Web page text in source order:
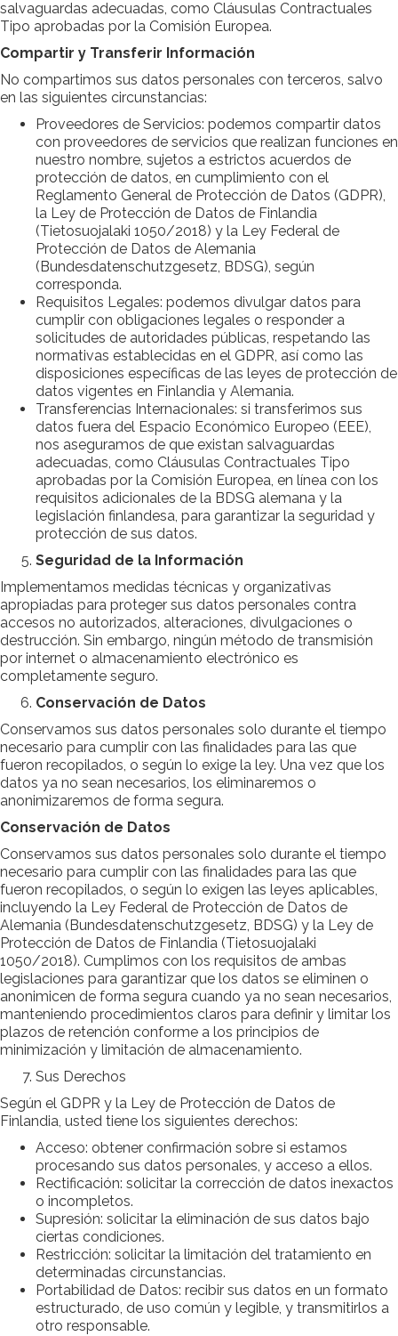
salvaguardas adecuadas, como Cláusulas Contractuales
Tipo aprobadas por la Comisión Europea.
Compartir y Transferir Información
No compartimos sus datos personales con terceros, salvo
en las siguientes circunstancias:
Proveedores de Servicios: podemos compartir datos
con proveedores de servicios que realizan funciones en
nuestro nombre, sujetos a estrictos acuerdos de
protección de datos, en cumplimiento con el
Reglamento General de Protección de Datos (GDPR),
la Ley de Protección de Datos de Finlandia
(Tietosuojalaki 1050/2018) y la Ley Federal de
Protección de Datos de Alemania
(Bundesdatenschutzgesetz, BDSG), según
corresponda.
Requisitos Legales: podemos divulgar datos para
cumplir con obligaciones legales o responder a
solicitudes de autoridades públicas, respetando las
normativas establecidas en el GDPR, así como las
disposiciones específicas de las leyes de protección de
datos vigentes en Finlandia y Alemania.
Transferencias Internacionales: si transferimos sus
datos fuera del Espacio Económico Europeo (EEE),
nos aseguramos de que existan salvaguardas
adecuadas, como Cláusulas Contractuales Tipo
aprobadas por la Comisión Europea, en línea con los
requisitos adicionales de la BDSG alemana y la
legislación finlandesa, para garantizar la seguridad y
protección de sus datos.
Seguridad de la Información
Implementamos medidas técnicas y organizativas
apropiadas para proteger sus datos personales contra
accesos no autorizados, alteraciones, divulgaciones o
destrucción. Sin embargo, ningún método de transmisión
por internet o almacenamiento electrónico es
completamente seguro.
Conservación de Datos
Conservamos sus datos personales solo durante el tiempo
necesario para cumplir con las finalidades para las que
fueron recopilados, o según lo exige la ley. Una vez que los
datos ya no sean necesarios, los eliminaremos o
anonimizaremos de forma segura.
Conservación de Datos
Conservamos sus datos personales solo durante el tiempo
necesario para cumplir con las finalidades para las que
fueron recopilados, o según lo exigen las leyes aplicables,
incluyendo la Ley Federal de Protección de Datos de
Alemania (Bundesdatenschutzgesetz, BDSG) y la Ley de
Protección de Datos de Finlandia (Tietosuojalaki
1050/2018). Cumplimos con los requisitos de ambas
legislaciones para garantizar que los datos se eliminen o
anonimicen de forma segura cuando ya no sean necesarios,
manteniendo procedimientos claros para definir y limitar los
plazos de retención conforme a los principios de
minimización y limitación de almacenamiento.
Sus Derechos
Según el GDPR y la Ley de Protección de Datos de
Finlandia, usted tiene los siguientes derechos:
Acceso: obtener confirmación sobre si estamos
procesando sus datos personales, y acceso a ellos.
Rectificación: solicitar la corrección de datos inexactos
o incompletos.
Supresión: solicitar la eliminación de sus datos bajo
ciertas condiciones.
Restricción: solicitar la limitación del tratamiento en
determinadas circunstancias.
Portabilidad de Datos: recibir sus datos en un formato
estructurado, de uso común y legible, y transmitirlos a
otro responsable.